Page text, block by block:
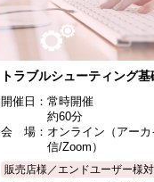
トラブルシューティング
開催日： 常時開催
約60分
会 場： オンライン（アー
信/Zoom）
販売店様／エンドユーザー様